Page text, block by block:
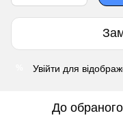
Увійти для
До обраного